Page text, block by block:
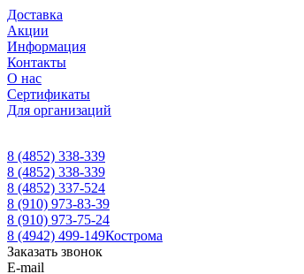
Доставка
Акции
Информация
Контакты
О нас
Сертификаты
Для организаций
8 (4852) 338-339
8 (4852) 338-339
8 (4852) 337-524
8 (910) 973-83-39
8 (910) 973-75-24
8 (4942) 499-149Кострома
Заказать звонок
E-mail